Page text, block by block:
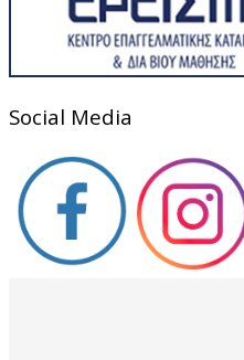
Social Media